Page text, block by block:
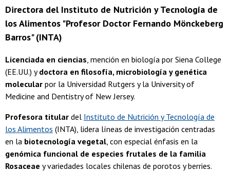
Funcionarias/os
Egresadas/os
Directora del Instituto de Nutrición y Tecnología de
los Alimentos "Profesor Doctor Fernando Mönckeberg
Barros" (INTA)
Licenciada en ciencias, mención en biología por Siena College
(EE.UU.) ydoctora en filosofía, microbiología y genética
molecular por la Universidad Rutgers y la University of
Medicine and Dentistry of New Jersey.
Profesora titular del Instituto de Nutrición y Tecnología de
los Alimentos (INTA), lidera líneas de investigación centradas
en la biotecnología vegetal, con especial énfasis en la
genómica funcional de especies frutales de la familia
Rosaceae y variedades locales chilenas de porotos y berries.